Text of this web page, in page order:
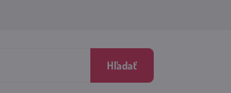
Hľadať